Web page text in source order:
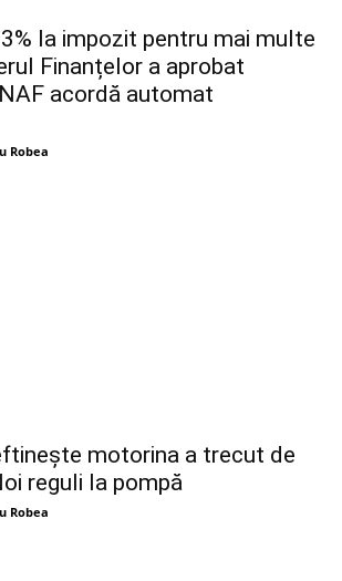
la impozit pentru mai multe
Finanțelor a aprobat
acordă automat
Robea
motorina a trecut de
reguli la pompă
Robea